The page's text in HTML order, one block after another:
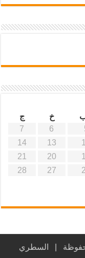
خ
ج
6
7
13
14
20
21
27
28
السطري